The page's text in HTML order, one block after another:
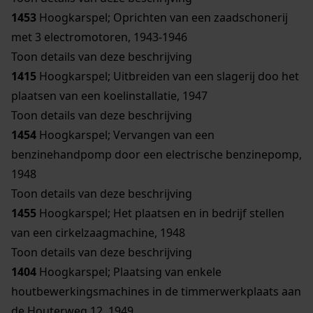
1453 Hoogkarspel; Oprichten van een zaadschonerij
met 3 electromotoren, 1943-1946
Toon details van deze beschrijving
1415 Hoogkarspel; Uitbreiden van een slagerij doo het
plaatsen van een koelinstallatie, 1947
Toon details van deze beschrijving
1454 Hoogkarspel; Vervangen van een
benzinehandpomp door een electrische benzinepomp,
1948
Toon details van deze beschrijving
1455 Hoogkarspel; Het plaatsen en in bedrijf stellen
van een cirkelzaagmachine, 1948
Toon details van deze beschrijving
1404 Hoogkarspel; Plaatsing van enkele
houtbewerkingsmachines in de timmerwerkplaats aan